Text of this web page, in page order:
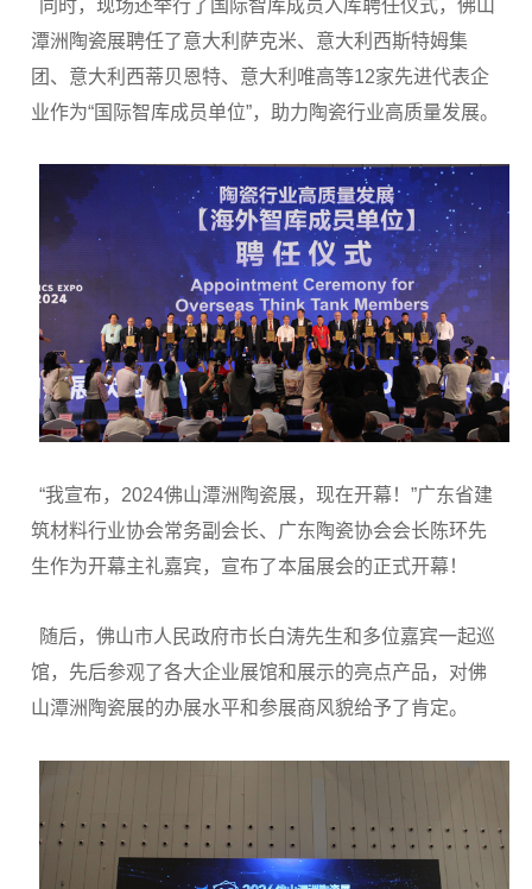
同时，现场还举行了国际智库成员入库聘任仪式，佛山
潭洲陶瓷展聘任了意大利萨克米、意大利西斯特姆集
团、意大利西蒂贝恩特、意大利唯高等12家先进代表企
业作为“国际智库成员单位”，助力陶瓷行业高质量发展。
“我宣布，2024佛山潭洲陶瓷展，现在开幕！”广东省建
筑材料行业协会常务副会长、广东陶瓷协会会长陈环先
生作为开幕主礼嘉宾，宣布了本届展会的正式开幕！
随后，佛山市人民政府市长白涛先生和多位嘉宾一起巡
馆，先后参观了各大企业展馆和展示的亮点产品，对佛
山潭洲陶瓷展的办展水平和参展商风貌给予了肯定。